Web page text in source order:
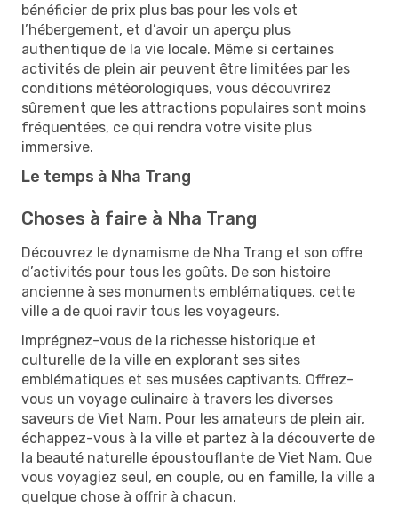
bénéficier de prix plus bas pour les vols et
l’hébergement, et d’avoir un aperçu plus
authentique de la vie locale. Même si certaines
activités de plein air peuvent être limitées par les
conditions météorologiques, vous découvrirez
sûrement que les attractions populaires sont moins
fréquentées, ce qui rendra votre visite plus
immersive.
Le temps à Nha Trang
Choses à faire à Nha Trang
Découvrez le dynamisme de Nha Trang et son offre
d’activités pour tous les goûts. De son histoire
ancienne à ses monuments emblématiques, cette
ville a de quoi ravir tous les voyageurs.
Imprégnez-vous de la richesse historique et
culturelle de la ville en explorant ses sites
emblématiques et ses musées captivants. Offrez-
vous un voyage culinaire à travers les diverses
saveurs de Viet Nam. Pour les amateurs de plein air,
échappez-vous à la ville et partez à la découverte de
la beauté naturelle époustouflante de Viet Nam. Que
vous voyagiez seul, en couple, ou en famille, la ville a
quelque chose à offrir à chacun.